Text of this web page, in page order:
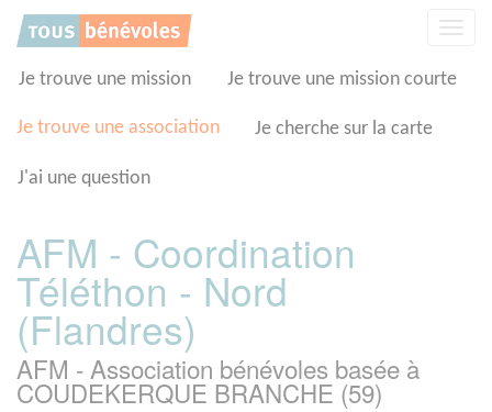
Je trouve une mission Je trouve une mission courte
Je trouve une association Je cherche sur la carte
J'ai une question
AFM - Coordination
Téléthon - Nord
(Flandres)
AFM - Association bénévoles basée à
COUDEKERQUE BRANCHE (59)
Panneau de gestion des cookies